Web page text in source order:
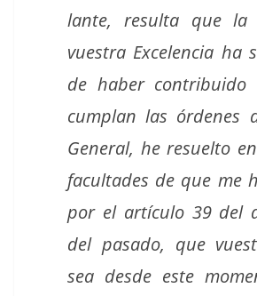
lante, resul­ta que la
vues­tra Exce­len­cia ha
de haber
cum­plan las órdenes
Gen­er­al, he resuel­to
fac­ul­tades de que me
por el artícu­lo 39 del
del pasa­do, que
sea des­de este